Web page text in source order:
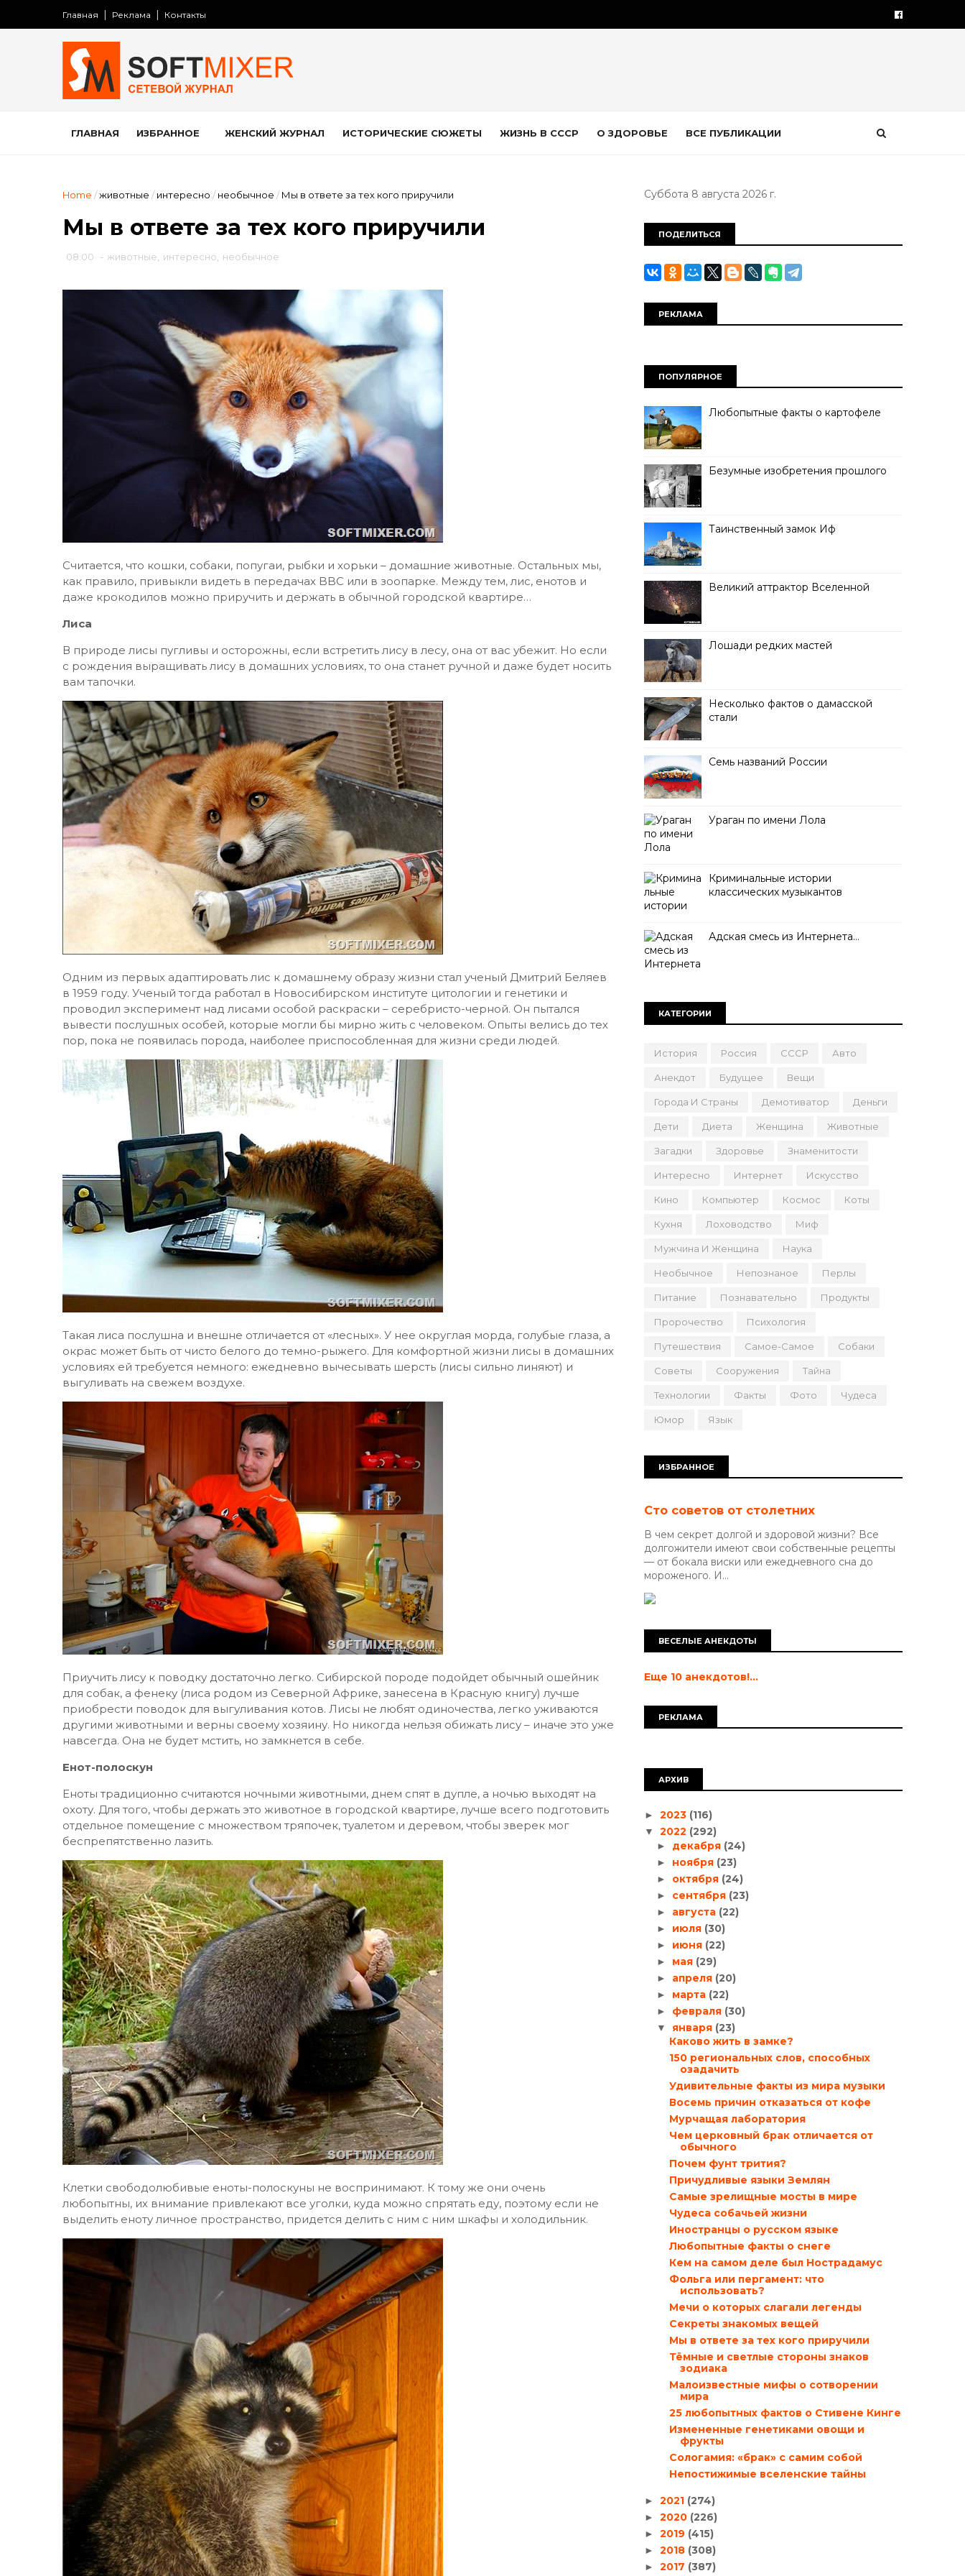
Главная Реклама Контакты
ГЛАВНАЯ ИЗБРАННОЕ ЖЕНСКИЙ ЖУРНАЛ ИСТОРИЧЕСКИЕ СЮЖЕТЫ ЖИЗНЬ В СССР О ЗДОРОВЬЕ ВСЕ ПУБЛИКАЦИИ
Home /животные / интересно / необычное / Мы в ответе за тех кого приручили
Мы в ответе за тех кого приручили
08:00 - животные интересно необычное
Считается, что кошки, собаки, попугаи, рыбки и хорьки – домашние животные. Остальных мы,
как правило, привыкли видеть в передачах BBC или в зоопарке. Между тем, лис, енотов и
даже крокодилов можно приручить и держать в обычной городской квартире…
Лиса
В природе лисы пугливы и осторожны, если встретить лису в лесу, она от вас убежит. Но если
с рождения выращивать лису в домашних условиях, то она станет ручной и даже будет носить
вам тапочки.
Одним из первых адаптировать лис к домашнему образу жизни стал ученый Дмитрий Беляев
в 1959 году. Ученый тогда работал в Новосибирском институте цитологии и генетики и
проводил эксперимент над лисами особой раскраски – серебристо-черной. Он пытался
вывести послушных особей, которые могли бы мирно жить с человеком. Опыты велись до тех
пор, пока не появилась порода, наиболее приспособленная для жизни среди людей.
Такая лиса послушна и внешне отличается от «лесных». У нее округлая морда, голубые глаза, а
окрас может быть от чисто белого до темно-рыжего. Для комфортной жизни лисы в домашних
условиях ей требуется немного: ежедневно вычесывать шерсть (лисы сильно линяют) и
выгуливать на свежем воздухе.
Приучить лису к поводку достаточно легко. Сибирской породе подойдет обычный ошейник
для собак, а фенеку (лиса родом из Северной Африке, занесена в Красную книгу) лучше
приобрести поводок для выгуливания котов. Лисы не любят одиночества, легко уживаются
другими животными и верны своему хозяину. Но никогда нельзя обижать лису – иначе это уже
навсегда. Она не будет мстить, но замкнется в себе.
Енот-полоскун
Еноты традиционно считаются ночными животными, днем спят в дупле, а ночью выходят на
охоту. Для того, чтобы держать это животное в городской квартире, лучше всего подготовить
отдельное помещение с множеством тряпочек, туалетом и деревом, чтобы зверек мог
беспрепятственно лазить.
Клетки свободолюбивые еноты-полоскуны не воспринимают. К тому же они очень
любопытны, их внимание привлекают все уголки, куда можно спрятать еду, поэтому если не
выделить еноту личное пространство, придется делить с ним с ним шкафы и холодильник.
Суббота 8 августа 2026 г.
ПОДЕЛИТЬСЯ
РЕКЛАМА
ПОПУЛЯРНОЕ
Любопытные факты о картофеле
Безумные изобретения прошлого
Таинственный замок Иф
Великий аттрактор Вселенной
Лошади редких мастей
Несколько фактов о дамасской
стали
Семь названий России
Ураган по имени Лола
Криминальные истории
классических музыкантов
Адская смесь из Интернета…
КАТЕГОРИИ
История Россия СССР Авто
Анекдот Будущее Вещи
Города И Страны Демотиватор Деньги
Дети Диета Женщина Животные
Загадки Здоровье Знаменитости
Интересно Интернет Искусство
Кино Компьютер Космос Коты
Кухня Лоховодство Миф
Мужчина И Женщина Наука
Необычное Непознаное Перлы
Питание Познавательно Продукты
Пророчество Психология
Путешествия Самое-Самое Собаки
Советы Сооружения Тайна
Технологии Факты Фото Чудеса
Юмор Язык
ИЗБРАННОЕ
Сто советов от столетних
В чем секрет долгой и здоровой жизни? Все
долгожители имеют свои собственные рецепты
— от бокала виски или ежедневного сна до
мороженого. И...
ВЕСЕЛЫЕ АНЕКДОТЫ
Еще 10 анекдотов!...
РЕКЛАМА
АРХИВ
► 2023 (116)
▼ 2022 (292)
► декабря (24)
► ноября (23)
► октября (24)
► сентября (23)
► августа (22)
► июля (30)
► июня (22)
► мая (29)
► апреля (20)
► марта (22)
► февраля (30)
▼ января (23)
Каково жить в замке?
150 региональных слов, способных
озадачить
Удивительные факты из мира музыки
Восемь причин отказаться от кофе
Мурчащая лаборатория
Чем церковный брак отличается от
обычного
Почем фунт трития?
Причудливые языки Землян
Самые зрелищные мосты в мире
Чудеса собачьей жизни
Иностранцы о русском языке
Любопытные факты о снеге
Кем на самом деле был Нострадамус
Фольга или пергамент: что
использовать?
Мечи о которых слагали легенды
Секреты знакомых вещей
Мы в ответе за тех кого приручили
Тёмные и светлые стороны знаков
зодиака
Малоизвестные мифы о сотворении
мира
25 любопытных фактов о Стивене Кинге
Измененные генетиками овощи и
фрукты
Сологамия: «брак» с самим собой
Непостижимые вселенские тайны
► 2021 (274)
► 2020 (226)
► 2019 (415)
► 2018 (308)
► 2017 (387)